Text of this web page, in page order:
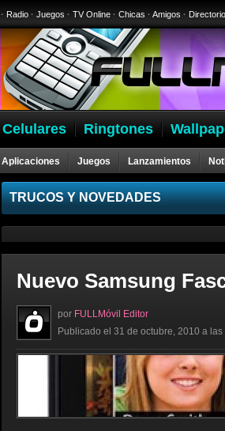
· Radio · Juegos · TV Online · Chicas · Amigos · Directorio
Celulares Ringtones
Aplicaciones Juegos Lanzamientos
Celulares
TRUCOS Y NOVEDADES
Nuevo Samsung
por FULLMóvil Editor
Publicado el 31 de octubre, 2010 a las